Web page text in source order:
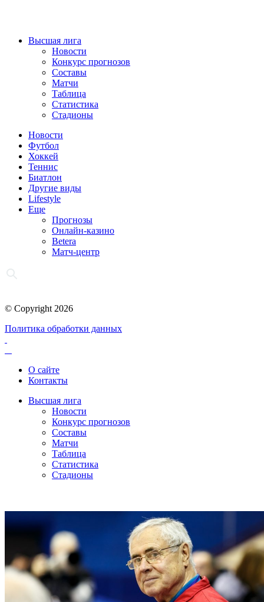
Высшая лига
Новости
Конкурс прогнозов
Составы
Матчи
Таблица
Статистика
Стадионы
Новости
Футбол
Хоккей
Теннис
Биатлон
Другие виды
Lifestyle
Еще
Прогнозы
Онлайн-казино
Betera
Матч-центр
© Copyright 2026
Политика обработки данных
О сайте
Контакты
Высшая лига
Новости
Конкурс прогнозов
Составы
Матчи
Таблица
Статистика
Стадионы